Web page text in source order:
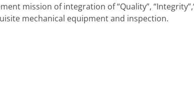
mission of integration of “Quality”,
mechanical equipment and inspection.